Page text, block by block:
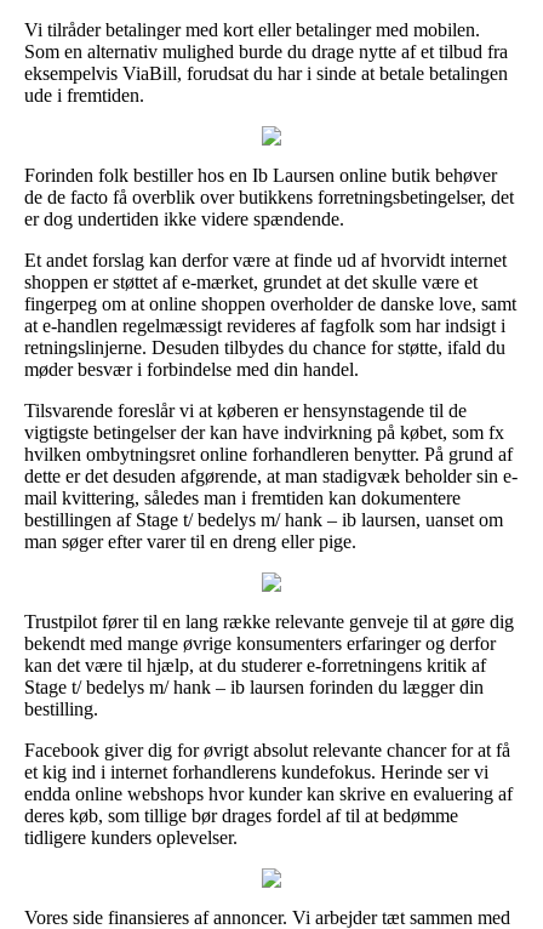
Vi tilråder betalinger med kort eller betalinger med mobilen.
Som en alternativ mulighed burde du drage nytte af et tilbud fra
eksempelvis ViaBill, forudsat du har i sinde at betale betalingen
ude i fremtiden.
Forinden folk bestiller hos en Ib Laursen online butik behøver
de de facto få overblik over butikkens forretningsbetingelser, det
er dog undertiden ikke videre spændende.
Et andet forslag kan derfor være at finde ud af hvorvidt internet
shoppen er støttet af e-mærket, grundet at det skulle være et
fingerpeg om at online shoppen overholder de danske love, samt
at e-handlen regelmæssigt revideres af fagfolk som har indsigt i
retningslinjerne. Desuden tilbydes du chance for støtte, ifald du
møder besvær i forbindelse med din handel.
Tilsvarende foreslår vi at køberen er hensynstagende til de
vigtigste betingelser der kan have indvirkning på købet, som fx
hvilken ombytningsret online forhandleren benytter. På grund af
dette er det desuden afgørende, at man stadigvæk beholder sin e-
mail kvittering, således man i fremtiden kan dokumentere
bestillingen af Stage t/ bedelys m/ hank – ib laursen, uanset om
man søger efter varer til en dreng eller pige.
Trustpilot fører til en lang række relevante genveje til at gøre dig
bekendt med mange øvrige konsumenters erfaringer og derfor
kan det være til hjælp, at du studerer e-forretningens kritik af
Stage t/ bedelys m/ hank – ib laursen forinden du lægger din
bestilling.
Facebook giver dig for øvrigt absolut relevante chancer for at få
et kig ind i internet forhandlerens kundefokus. Herinde ser vi
endda online webshops hvor kunder kan skrive en evaluering af
deres køb, som tillige bør drages fordel af til at bedømme
tidligere kunders oplevelser.
Vores side finansieres af annoncer. Vi arbejder tæt sammen med